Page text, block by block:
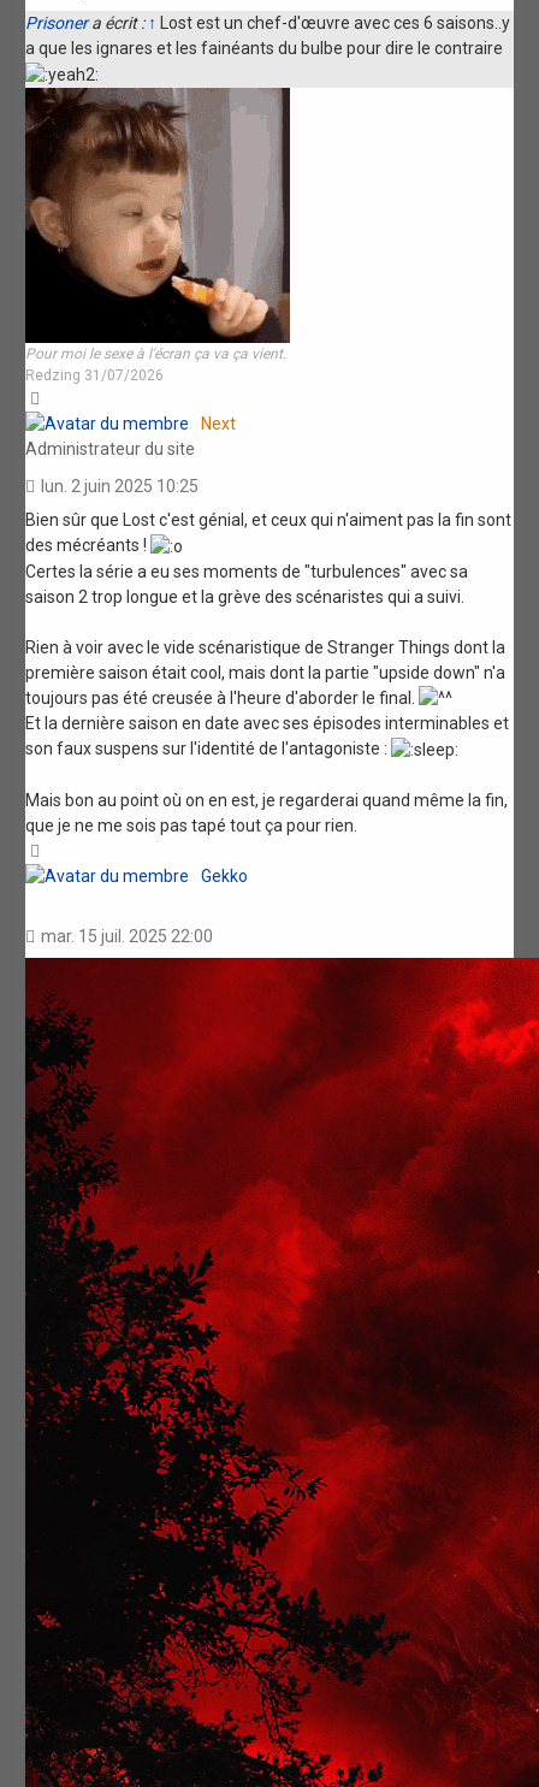
Prisonera écrit : ↑
Lost est un chef-d'œuvre avec ces 6 saisons..y
a que les ignares et les fainéants du bulbe pour dire le contraire
Pour moi le sexe à l'écran ça va ça vient.
Redzing 31/07/2026
Next
Administrateur du site
lun. 2 juin 2025 10:25
Bien sûr que Lost c'est génial, et ceux qui n'aiment pas la fin sont
des mécréants !
Certes la série a eu ses moments de "turbulences" avec sa
saison 2 trop longue et la grève des scénaristes qui a suivi.
Rien à voir avec le vide scénaristique de Stranger Things dont la
première saison était cool, mais dont la partie "upside down" n'a
toujours pas été creusée à l'heure d'aborder le final.
Et la dernière saison en date avec ses épisodes interminables et
son faux suspens sur l'identité de l'antagoniste :
Mais bon au point où on en est, je regarderai quand même la fin,
que je ne me sois pas tapé tout ça pour rien.
Gekko
mar. 15 juil. 2025 22:00